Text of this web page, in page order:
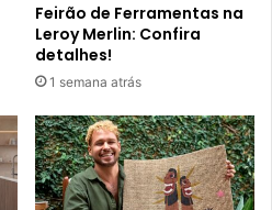
Feirão de Ferramentas na
Leroy Merlin: Confira
detalhes!
1 semana atrás